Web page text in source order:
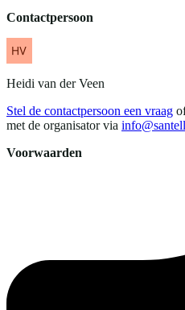
Contactpersoon
Heidi van der Veen
Stel de contactpersoon een vraag
met de organisator via
Voorwaarden